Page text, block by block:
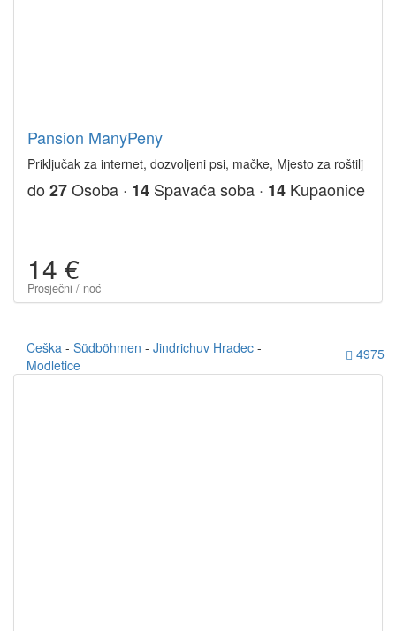
Pansion ManyPeny
Priključak za internet, dozvoljeni psi, mačke, Mjesto za roštilj
do 27Osoba · 14 Spavaća soba · 14 Kupaonice
14 €
Prosječni / noć
Ceška - Südböhmen - Jindrichuv Hradec -
Modletice
4975